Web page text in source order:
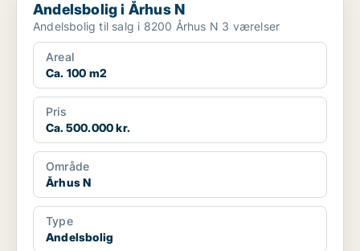
Andelsbolig i Århus N
Andelsbolig til salg i 8200 Århus N 3 værelser
Areal
Ca. 100 m2
Pris
Ca. 500.000 kr.
Område
Århus N
Type
Andelsbolig